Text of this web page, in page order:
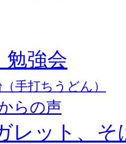
勉強会
手打ちうどん）
らの声
レット、そ